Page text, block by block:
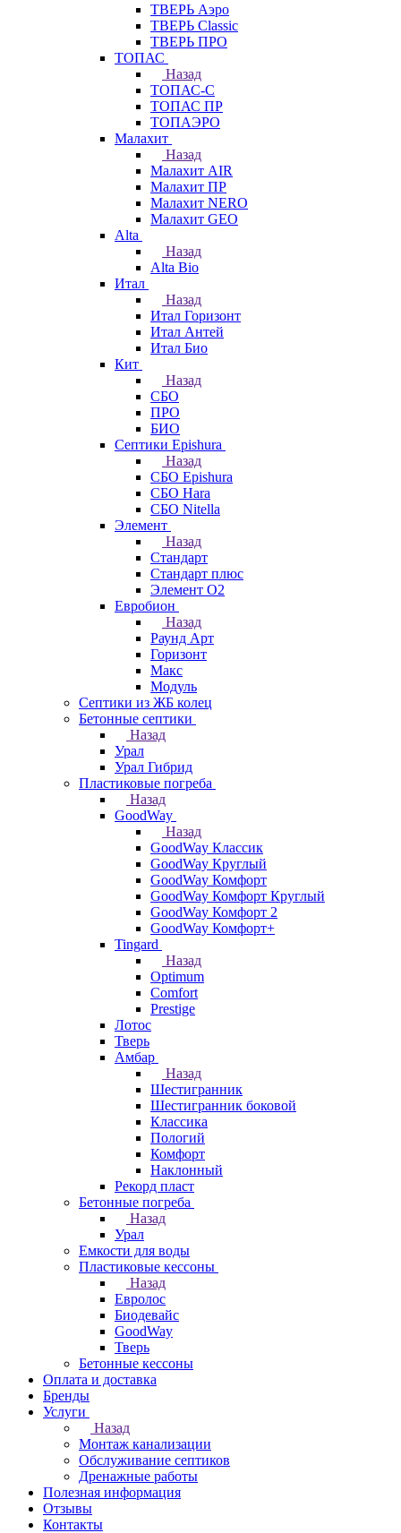
ТВЕРЬ Аэро
ТВЕРЬ Classic
ТВЕРЬ ПРО
ТОПАС
Назад
ТОПАС-С
ТОПАС ПР
ТОПАЭРО
Малахит
Назад
Малахит AIR
Малахит ПР
Малахит NERO
Малахит GEO
Alta
Назад
Alta Bio
Итал
Назад
Итал Горизонт
Итал Антей
Итал Био
Кит
Назад
СБО
ПРО
БИО
Септики Epishura
Назад
СБО Epishura
СБО Hara
СБО Nitella
Элемент
Назад
Стандарт
Стандарт плюс
Элемент О2
Евробион
Назад
Раунд Арт
Горизонт
Макс
Модуль
Септики из ЖБ колец
Бетонные септики
Назад
Урал
Урал Гибрид
Пластиковые погреба
Назад
GoodWay
Назад
GoodWay Классик
GoodWay Круглый
GoodWay Комфорт
GoodWay Комфорт Круглый
GoodWay Комфорт 2
GoodWay Комфорт+
Tingard
Назад
Optimum
Comfort
Prestige
Лотос
Тверь
Амбар
Назад
Шестигранник
Шестигранник боковой
Классика
Пологий
Комфорт
Наклонный
Рекорд пласт
Бетонные погреба
Назад
Урал
Емкости для воды
Пластиковые кессоны
Назад
Евролос
Биодевайс
GoodWay
Тверь
Бетонные кессоны
Оплата и доставка
Бренды
Услуги
Назад
Монтаж канализации
Обслуживание септиков
Дренажные работы
Полезная информация
Отзывы
Контакты